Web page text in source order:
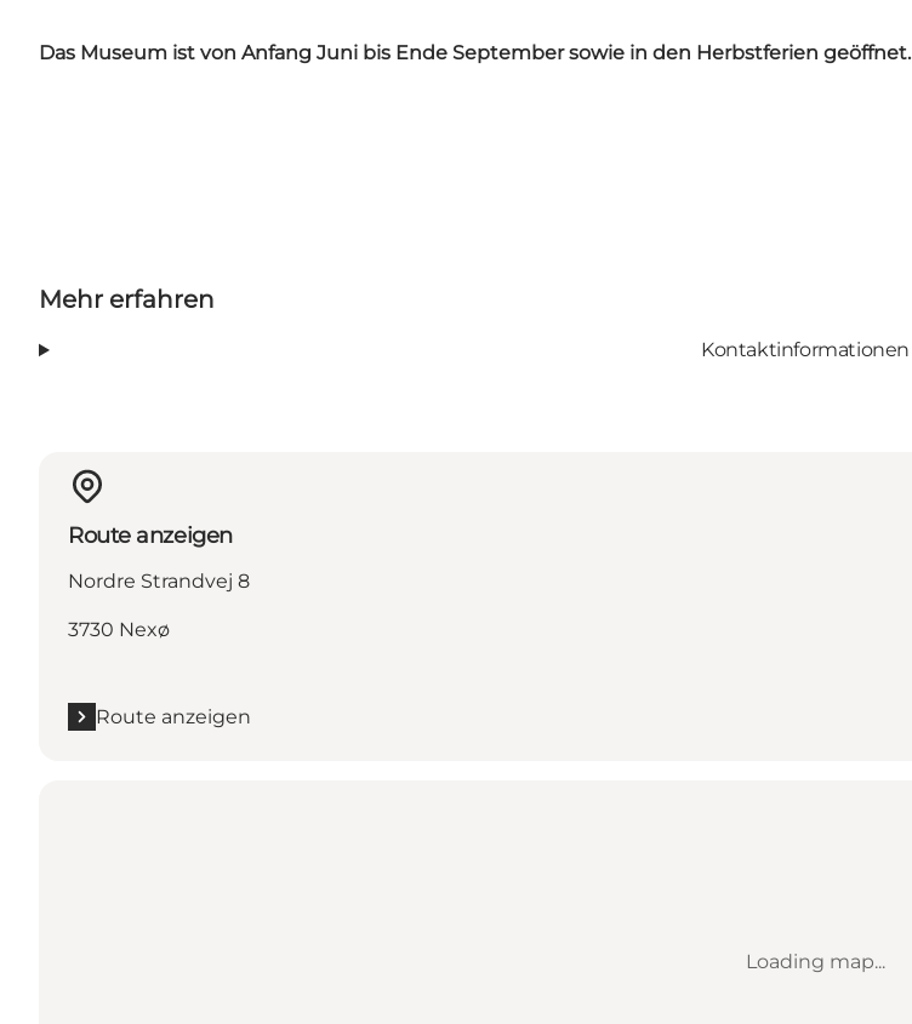
Das Museum ist von Anfang Juni bis Ende September sowie in den Herbstferien geöffnet.
Mehr erfahren
Kontaktinformationen
Route anzeigen
Nordre Strandvej 8
3730 Nexø
Route anzeigen
Loading map...